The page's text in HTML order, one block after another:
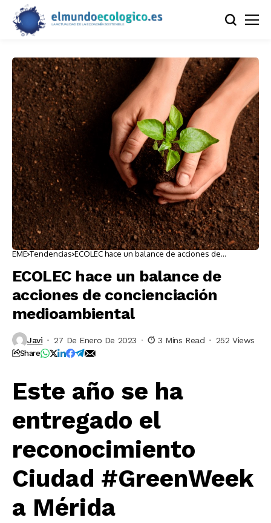
EME Tendencias ECOLEC hace un balance de acciones de
ECOLEC hace un balance de
acciones de concienciación
medioambiental
Javi 27 De Enero De 2023 3 Mins Read 252 Views
Share
Este año se ha
entregado el
reconocimiento
Ciudad #GreenWeek
a Mérida